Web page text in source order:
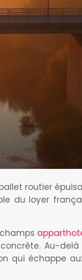
routier
du loyer
Au-
qui échappe